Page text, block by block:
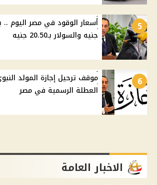
5
جنيه والسولار بـ20.50 جنيه
6
العطلة الرسمية في مصر
الاخبار العامة